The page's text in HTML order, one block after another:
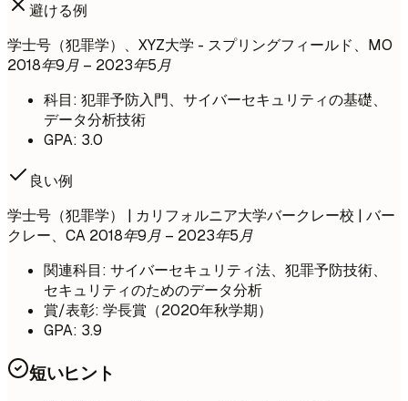
避ける例
学士号（犯罪学）、XYZ大学 - スプリングフィールド、MO
2018年9月 – 2023年5月
科目: 犯罪予防入門、サイバーセキュリティの基礎、
データ分析技術
GPA: 3.0
良い例
学士号（犯罪学） | カリフォルニア大学バークレー校 | バー
クレー、CA 2018年9月 – 2023年5月
関連科目: サイバーセキュリティ法、犯罪予防技術、
セキュリティのためのデータ分析
賞/表彰: 学長賞（2020年秋学期）
GPA: 3.9
短いヒント